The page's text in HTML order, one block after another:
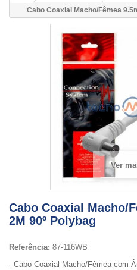
Cabo Coaxial Macho/Fêmea
Ver
Cabo Coaxial Macho/
2M 90º Polybag
Referência: 87-116WB
- Cabo Coaxial Macho/Fêmea com